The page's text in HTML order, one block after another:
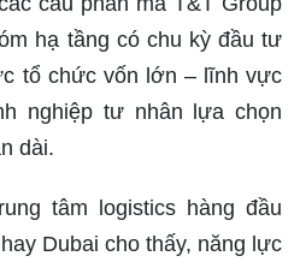
hạ tầng có chu kỳ đầu tư
tổ chức vốn lớn – lĩnh vực
nghiệp tư nhân lựa chọn
dài.
tâm logistics hàng đầu
Dubai cho thấy, năng lực